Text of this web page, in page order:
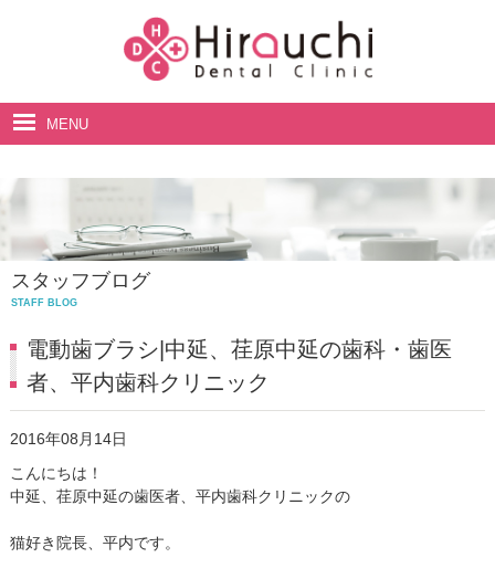
MENU
院長・スタッフ紹介
診療案内
アクセス・診療時間
スタッフブログ
STAFF BLOG
電動歯ブラシ|中延、荏原中延の歯科・歯医
者、平内歯科クリニック
2016年08月14日
こんにちは！
中延、荏原中延の歯医者、平内歯科クリニックの
猫好き院長、平内です。